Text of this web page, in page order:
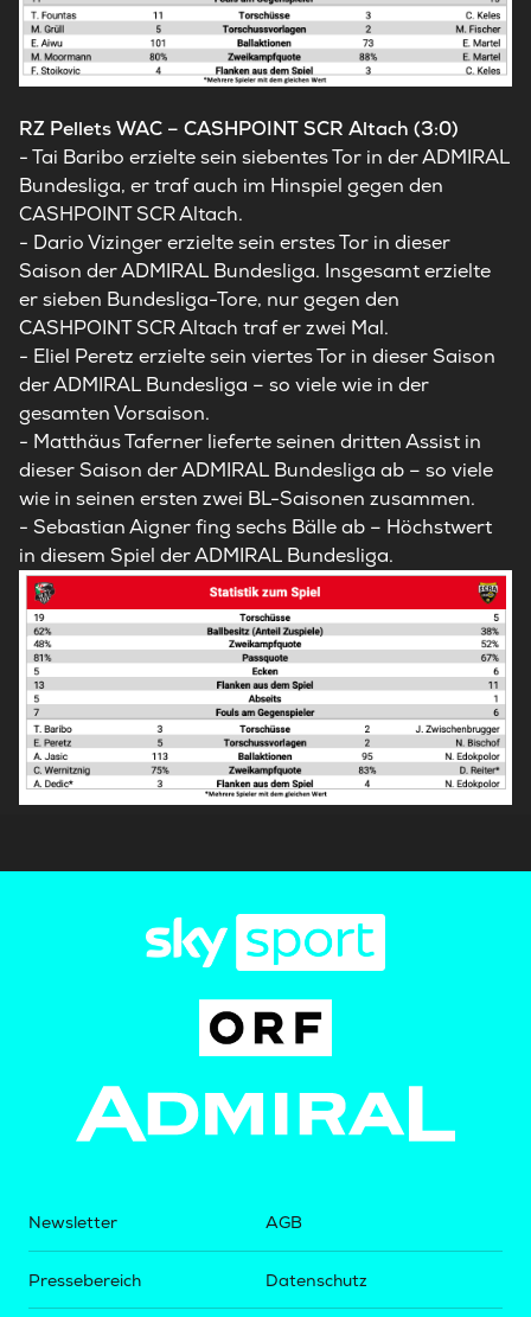
RZ Pellets WAC – CASHPOINT SCR Altach (3:0)
- Tai Baribo erzielte sein siebentes Tor in der ADMIRAL
Bundesliga, er traf auch im Hinspiel gegen den
CASHPOINT SCR Altach.
- Dario Vizinger erzielte sein erstes Tor in dieser
Saison der ADMIRAL Bundesliga. Insgesamt erzielte
er sieben Bundesliga-Tore, nur gegen den
CASHPOINT SCR Altach traf er zwei Mal.
- Eliel Peretz erzielte sein viertes Tor in dieser Saison
der ADMIRAL Bundesliga – so viele wie in der
gesamten Vorsaison.
- Matthäus Taferner lieferte seinen dritten Assist in
dieser Saison der ADMIRAL Bundesliga ab – so viele
wie in seinen ersten zwei BL-Saisonen zusammen.
- Sebastian Aigner fing sechs Bälle ab – Höchstwert
in diesem Spiel der ADMIRAL Bundesliga.
Newsletter
Pressebereich
AGB
Datenschutz